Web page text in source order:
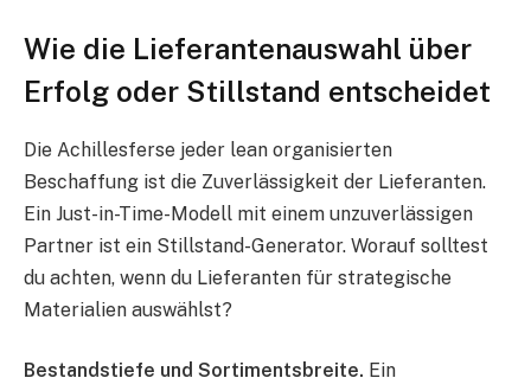
Wie die Lieferantenauswahl über
Erfolg oder Stillstand entscheidet
Die Achillesferse jeder lean organisierten
Beschaffung ist die Zuverlässigkeit der Lieferanten.
Ein Just-in-Time-Modell mit einem unzuverlässigen
Partner ist ein Stillstand-Generator. Worauf solltest
du achten, wenn du Lieferanten für strategische
Materialien auswählst?
Bestandstiefe und Sortimentsbreite. Ein